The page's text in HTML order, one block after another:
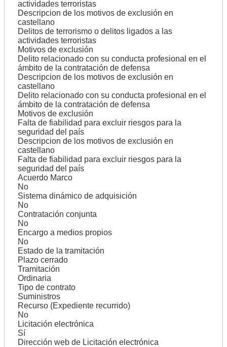
actividades terroristas
Descripcion de los motivos de exclusión en
castellano
Delitos de terrorismo o delitos ligados a las
actividades terroristas
Motivos de exclusión
Delito relacionado con su conducta profesional en el
ámbito de la contratación de defensa
Descripcion de los motivos de exclusión en
castellano
Delito relacionado con su conducta profesional en el
ámbito de la contratación de defensa
Motivos de exclusión
Falta de fiabilidad para excluir riesgos para la
seguridad del país
Descripcion de los motivos de exclusión en
castellano
Falta de fiabilidad para excluir riesgos para la
seguridad del país
Acuerdo Marco
No
Sistema dinámico de adquisición
No
Contratación conjunta
No
Encargo a medios propios
No
Estado de la tramitación
Plazo cerrado
Tramitación
Ordinaria
Tipo de contrato
Suministros
Recurso (Expediente recurrido)
No
Licitación electrónica
Sí
Dirección web de Licitación electrónica